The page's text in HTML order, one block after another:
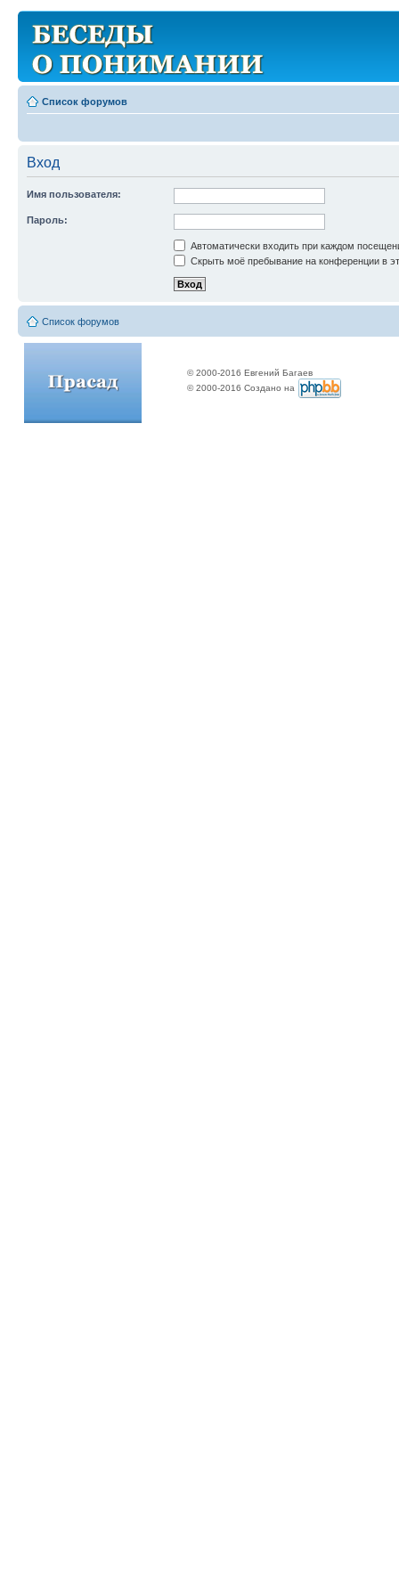
Список форумов
Вход
Имя пользователя:
Пароль:
Автоматически входить при каждом
Скрыть моё пребывание на конференции в
Список форумов
© 2000-2016 Евгений Багаев
© 2000-2016 Создано на